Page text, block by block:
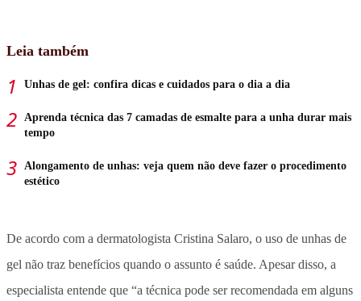
Leia também
Unhas de gel: confira dicas e cuidados para o dia a dia
Aprenda técnica das 7 camadas de esmalte para a unha durar mais
tempo
Alongamento de unhas: veja quem não deve fazer o procedimento
estético
De acordo com a dermatologista Cristina Salaro, o uso de unhas de
gel não traz benefícios quando o assunto é saúde. Apesar disso, a
especialista entende que “a técnica pode ser recomendada em alguns